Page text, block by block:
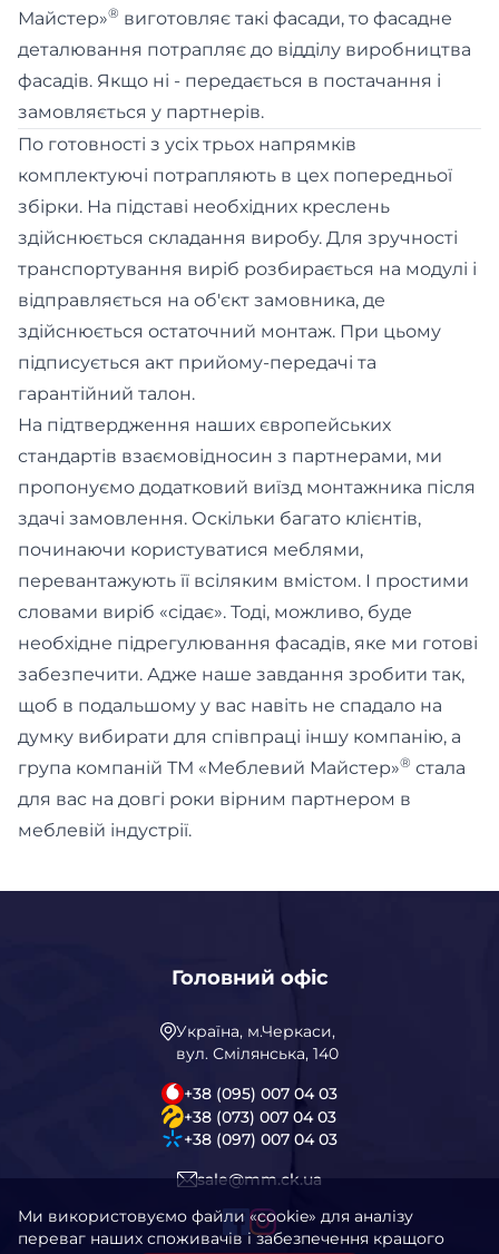
Майстер»® виготовляє такі фасади, то фасадне
деталювання потрапляє до відділу виробництва
фасадів. Якщо ні - передається в постачання і
замовляється у партнерів.
По готовності з усіх трьох напрямків
комплектуючі потрапляють в цех попередньої
збірки. На підставі необхідних креслень
здійснюється складання виробу. Для зручності
транспортування виріб розбирається на модулі і
відправляється на об'єкт замовника, де
здійснюється остаточний монтаж. При цьому
підписується акт прийому-передачі та
гарантійний талон.
На підтвердження наших європейських
стандартів взаємовідносин з партнерами, ми
пропонуємо додатковий виїзд монтажника після
здачі замовлення. Оскільки багато клієнтів,
починаючи користуватися меблями,
перевантажують її всіляким вмістом. І простими
словами виріб «сідає». Тоді, можливо, буде
необхідне підрегулювання фасадів, яке ми готові
забезпечити. Адже наше завдання зробити так,
щоб в подальшому у вас навіть не спадало на
думку вибирати для співпраці іншу компанію, а
група компаній ТМ «Меблевий Майстер»® стала
для вас на довгі роки вірним партнером в
меблевій індустрії.
Головний офіс
Україна, м.Черкаси,
вул. Смілянська, 140
+38 (095) 007 04 03
+38 (073) 007 04 03
+38 (097) 007 04 03
sale@mm.ck.ua
Ми використовуємо файли «cookie» для аналізу
переваг наших споживачів і забезпечення кращого